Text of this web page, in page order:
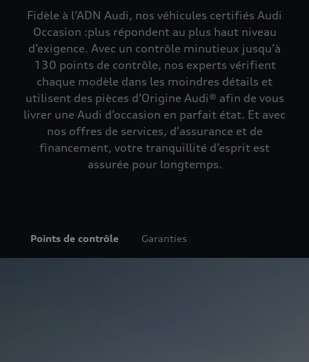
Fidèle à l’ADN Audi, nos véhicules certifiés Audi
Occasion :plus répondent au plus haut niveau
d’exigence. Avec un contrôle minutieux jusqu’à
130 points de contrôle, nos experts vérifient
chaque modèle dans les moindres détails et
utilisent des pièces d’Origine Audi® afin de vous
livrer une Audi d’occasion en parfait état. Et avec
nos offres de services, d’assurance et de
financement, votre tranquillité d’esprit est
assurée pour longtemps.
Points de contrôle Garanties